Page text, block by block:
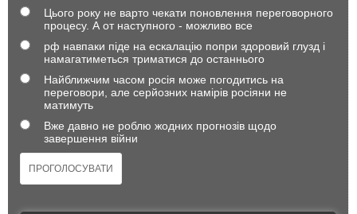
Цього року не варто чекати поновлення переговорного
процесу. А от наступного - можливо все
рф навпаки піде на ескалацію попри здоровий глузд і
намагатиметься триматися до останнього
Найближчим часом росія може погодитись на
переговори, але серйозних намірів росіяни не
матимуть
Вже давно не роблю жодних прогнозів щодо
завершення війни